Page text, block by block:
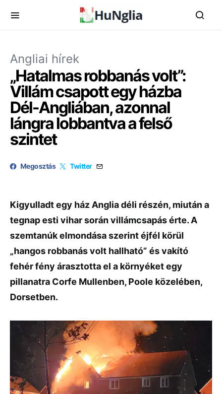
Angliai hírek
„Hatalmas robbanás volt”:
Villám csapott egy házba
Dél-Angliában, azonnal
lángra lobbantva a felső
szintet
Megosztás Twitter
Kigyulladt egy ház Anglia déli részén, miután a
tegnap esti vihar során villámcsapás érte. A
szemtanúk elmondása szerint éjfél körül
„hangos robbanás volt hallható” és vakító
fehér fény árasztotta el a környéket egy
pillanatra Corfe Mullenben, Poole közelében,
Dorsetben.